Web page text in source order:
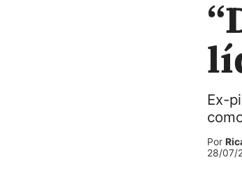
Ex-
Por
28/07/